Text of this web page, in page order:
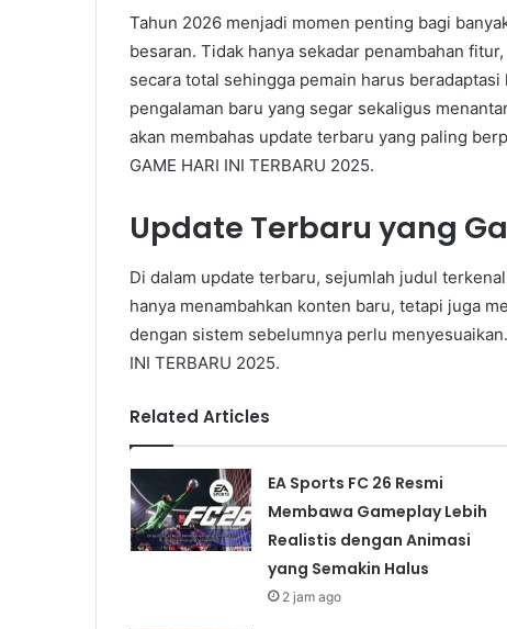
Tahun 2026 menjadi momen penting bagi
besaran. Tidak hanya sekadar penambahan
secara total sehingga pemain harus
pengalaman baru yang segar sekaligus
akan membahas update terbaru yang paling
GAME HARI INI TERBARU 2025.
Update Terbaru yang
Di dalam update terbaru, sejumlah judul
hanya menambahkan konten baru, tetapi juga
dengan sistem sebelumnya perlu
INI TERBARU 2025.
Related Articles
EA Sports FC 26 Resmi
Membawa Gameplay Lebih
Realistis dengan Animasi
yang Semakin Halus
2 jam ago